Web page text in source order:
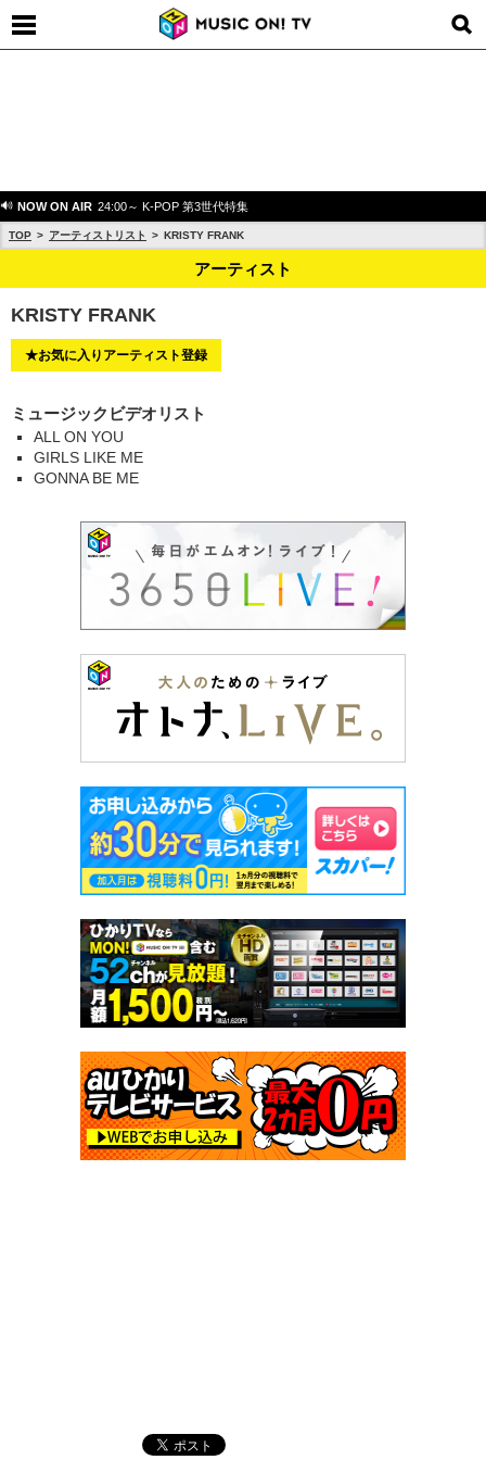
NOW ON AIR 24:00～ K-POP 第3世代特集
TOP アーティストリスト KRISTY FRANK
アーティスト
KRISTY FRANK
★お気に入りアーティスト登録
ミュージックビデオリスト
ALL ON YOU
GIRLS LIKE ME
GONNA BE ME